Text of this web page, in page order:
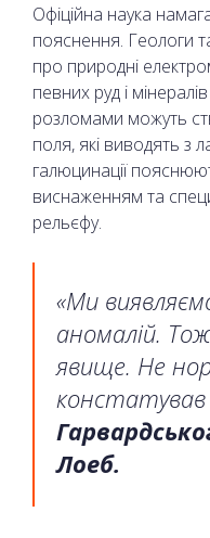
Офіційна наука
пояснення. Геологи
про природні
певних руд і
розломами можуть
поля, які виводять з
галюцинації
виснаженням та
рельєфу.
«Ми
аномалій.
явище. Не
констатував
Лоеб.